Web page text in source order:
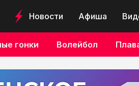
Новости Афиша
гонки Волейбол